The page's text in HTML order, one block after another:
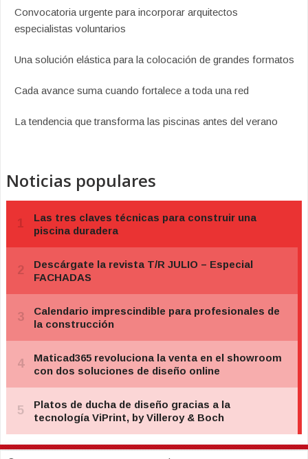
Convocatoria urgente para incorporar arquitectos
especialistas voluntarios
Una solución elástica para la colocación de grandes formatos
Cada avance suma cuando fortalece a toda una red
La tendencia que transforma las piscinas antes del verano
Noticias populares